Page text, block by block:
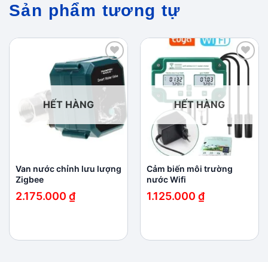
Sản phẩm tương tự
Add to
wishlist
HẾT HÀNG
Van nước chỉnh lưu lượng
Zigbee
2.175.000 ₫
Add to
HẾT HÀNG
Cảm biến môi trường
nước Wifi
1.125.000 ₫